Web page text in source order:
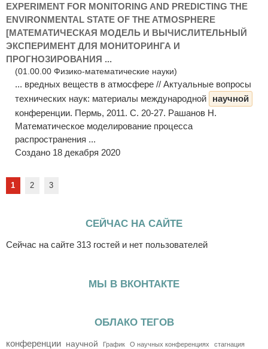
EXPERIMENT FOR MONITORING AND PREDICTING THE
ENVIRONMENTAL STATE OF THE ATMOSPHERE
[МАТЕМАТИЧЕСКАЯ МОДЕЛЬ И ВЫЧИСЛИТЕЛЬНЫЙ
ЭКСПЕРИМЕНТ ДЛЯ МОНИТОРИНГА И
ПРОГНОЗИРОВАНИЯ ...
(01.00.00 Физико-математические науки)
... вредных веществ в атмосфере // Актуальные вопросы
технических наук: материалы международной
научной
конференции. Пермь, 2011. С. 20-27. Рашанов Н.
Математическое моделирование процесса
распространения ...
Создано 18 декабря 2020
1 2 3
СЕЙЧАС НА САЙТЕ
Сейчас на сайте 313 гостей и нет пользователей
МЫ В ВКОНТАКТЕ
ОБЛАКО ТЕГОВ
конференции научной График О научных конференциях
стагнация